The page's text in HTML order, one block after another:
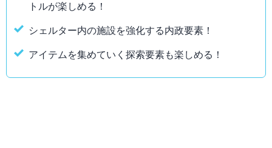
トルが楽しめる！
シェルター内の施設を強化する内政要素！
アイテムを集めていく探索要素も楽しめる！